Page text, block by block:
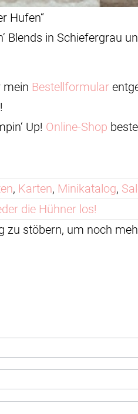
Hufen“
Blends in Schiefergrau
mein Bestellformular
Up! Online-Shop
, Karten, Minikatalog,
die Hühner los!
stöbern, um noch